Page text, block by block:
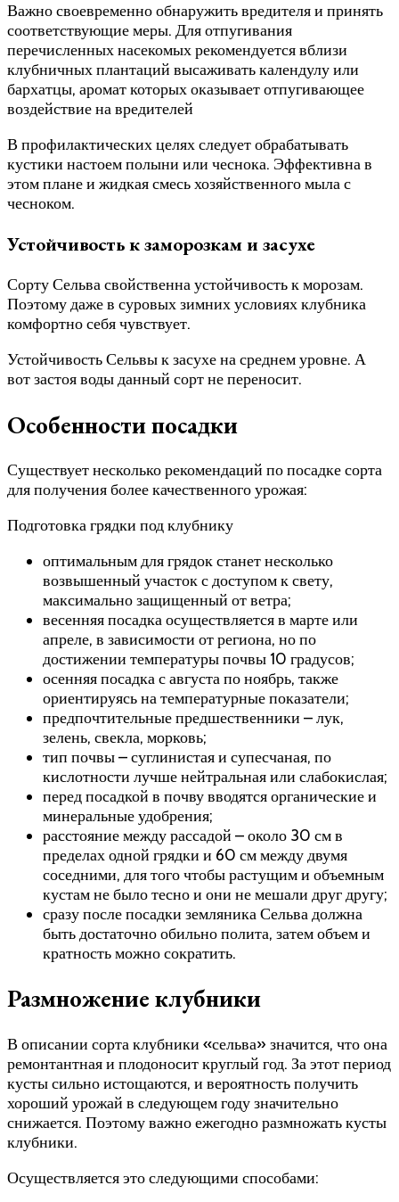
Важно своевременно обнаружить вредителя и принять
соответствующие меры. Для отпугивания
перечисленных насекомых рекомендуется вблизи
клубничных плантаций высаживать календулу или
бархатцы, аромат которых оказывает отпугивающее
воздействие на вредителей
В профилактических целях следует обрабатывать
кустики настоем полыни или чеснока. Эффективна в
этом плане и жидкая смесь хозяйственного мыла с
чесноком.
Устойчивость к заморозкам и засухе
Сорту Сельва свойственна устойчивость к морозам.
Поэтому даже в суровых зимних условиях клубника
комфортно себя чувствует.
Устойчивость Сельвы к засухе на среднем уровне. А
вот застоя воды данный сорт не переносит.
Особенности посадки
Существует несколько рекомендаций по посадке сорта
для получения более качественного урожая:
Подготовка грядки под клубнику
оптимальным для грядок станет несколько
возвышенный участок с доступом к свету,
максимально защищенный от ветра;
весенняя посадка осуществляется в марте или
апреле, в зависимости от региона, но по
достижении температуры почвы 10 градусов;
осенняя посадка с августа по ноябрь, также
ориентируясь на температурные показатели;
предпочтительные предшественники – лук,
зелень, свекла, морковь;
тип почвы – суглинистая и супесчаная, по
кислотности лучше нейтральная или слабокислая;
перед посадкой в почву вводятся органические и
минеральные удобрения;
расстояние между рассадой – около 30 см в
пределах одной грядки и 60 см между двумя
соседними, для того чтобы растущим и объемным
кустам не было тесно и они не мешали друг другу;
сразу после посадки земляника Сельва должна
быть достаточно обильно полита, затем объем и
кратность можно сократить.
Размножение клубники
В описании сорта клубники «сельва» значится, что она
ремонтантная и плодоносит круглый год. За этот период
кусты сильно истощаются, и вероятность получить
хороший урожай в следующем году значительно
снижается. Поэтому важно ежегодно размножать кусты
клубники.
Осуществляется это следующими способами: